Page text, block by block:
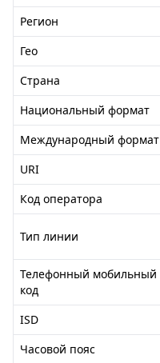
Регион
Гео
Страна
Национальный формат
Международный формат
URI
Код оператора
Тип линии
Телефонный мобильный
код
ISD
Часовой пояс